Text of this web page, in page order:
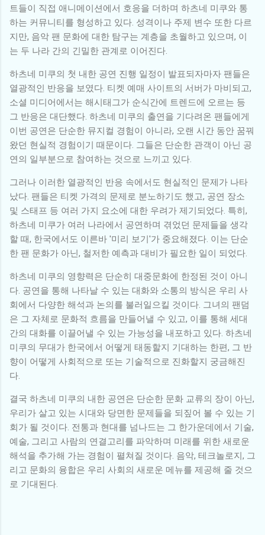
트들이 직접 애니메이션에서 호응을 더하며 하츠네 미쿠와 통
하는 커뮤니티를 형성하고 있다. 성격이나 주제 변수 또한 다르
지만, 음악 팬 문화에 대한 탐구는 계층을 초월하고 있으며, 이
는 두 나라 간의 긴밀한 관계로 이어진다.
하츠네 미쿠의 첫 내한 공연 진행 일정이 발표되자마자 팬들은
열광적인 반응을 보였다. 티켓 예매 사이트의 서버가 마비되고,
소셜 미디어에서는 해시태그가 순식간에 트렌드에 오르는 등
그 반응은 대단했다. 하츠네 미쿠의 출연을 기다려온 팬들에게
이번 공연은 단순한 뮤지컬 경험이 아니라, 오랜 시간 동안 꿈꿔
왔던 현실적 경험이기 때문이다. 그들은 단순한 관객이 아닌 공
연의 일부분으로 참여하는 것으로 느끼고 있다.
그러나 이러한 열광적인 반응 속에서도 현실적인 문제가 나타
났다. 팬들은 티켓 가격의 문제로 분노하기도 했고, 공연 장소
및 스태프 등 여러 가지 요소에 대한 우려가 제기되었다. 특히,
하츠네 미쿠가 여러 나라에서 공연하며 겪었던 문제들을 생각
할 때, 한국에서도 이른바 '미리 보기'가 중요해졌다. 이는 단순
한 팬 문화가 아닌, 철저한 예측과 대비가 필요한 일이 되었다.
하츠네 미쿠의 영향력은 단순히 대중문화에 한정된 것이 아니
다. 공연을 통해 나타날 수 있는 대화와 소통의 방식은 우리 사
회에서 다양한 해석과 논의를 불러일으킬 것이다. 그녀의 팬덤
은 그 자체로 문화적 흐름을 만들어낼 수 있고, 이를 통해 세대
간의 대화를 이끌어낼 수 있는 가능성을 내포하고 있다. 하츠네
미쿠의 무대가 한국에서 어떻게 태동할지 기대하는 한편, 그 반
향이 어떻게 사회적으로 또는 기술적으로 진화할지 궁금해진
다.
결국 하츠네 미쿠의 내한 공연은 단순한 문화 교류의 장이 아닌,
우리가 살고 있는 시대와 당면한 문제들을 되짚어 볼 수 있는 기
회가 될 것이다. 전통과 현대를 넘나드는 그 한가운데에서 기술,
예술, 그리고 사람의 연결고리를 파악하며 미래를 위한 새로운
해석을 추가해 가는 경험이 펼쳐질 것이다. 음악, 테크놀로지, 그
리고 문화의 융합은 우리 사회의 새로운 메뉴를 제공해 줄 것으
로 기대된다.